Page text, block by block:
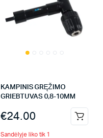
KAMPINIS GRĘŽIMO
GRIEBTUVAS 0,8-10MM
€24.00
Sandėlyje liko tik 1